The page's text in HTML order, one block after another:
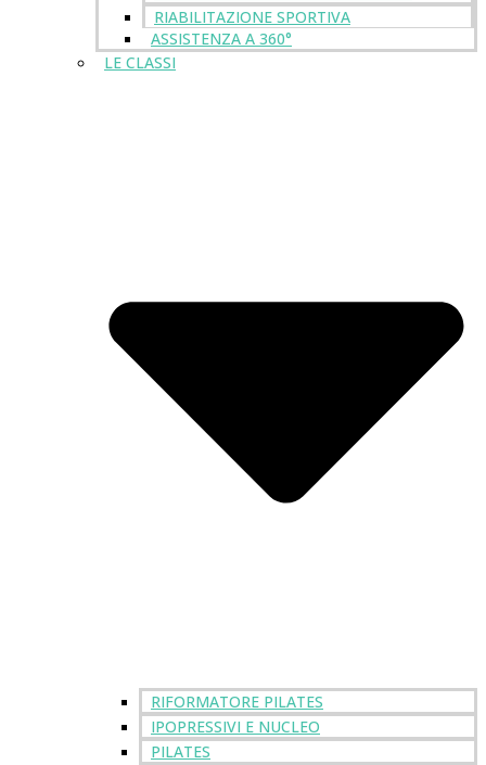
RIABILITAZIONE SPORTIVA
ASSISTENZA A 360°
LE CLASSI
RIFORMATORE PILATES
IPOPRESSIVI E NUCLEO
PILATES